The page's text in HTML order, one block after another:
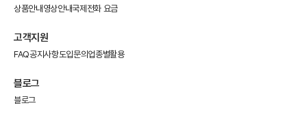
상품안내 영상안내국제전화 요금
고객지원
FAQ공지사항도입문의 업종별활용
블로그
블로그